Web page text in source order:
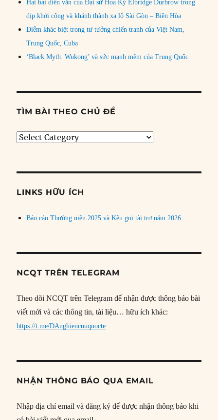
Hai bài diễn văn của Đại sứ Hoa Kỳ Elbridge Durbrow trong
dịp khởi công và khánh thành xa lộ Sài Gòn – Biên Hòa
Điểm khác biệt trong tư tưởng chiến tranh của Việt Nam,
Trung Quốc, Cuba
‘Black Myth: Wukong’ và sức mạnh mềm của Trung Quốc
TÌM BÀI THEO CHỦ ĐỀ
Tìm
đề
LINKS HỮU ÍCH
Báo cáo Thường niên 2025 và Kêu gọi tài trợ năm 2026
NCQT TRÊN TELEGRAM
Theo dõi NCQT trên Telegram để nhận được thông báo bài
viết mới và các thông tin, tài liệu… hữu ích khác:
https://t.me/DAnghiencuuquocte
NHẬN THÔNG BÁO QUA EMAIL
Nhập địa chỉ email và đăng ký để được nhận thông báo khi